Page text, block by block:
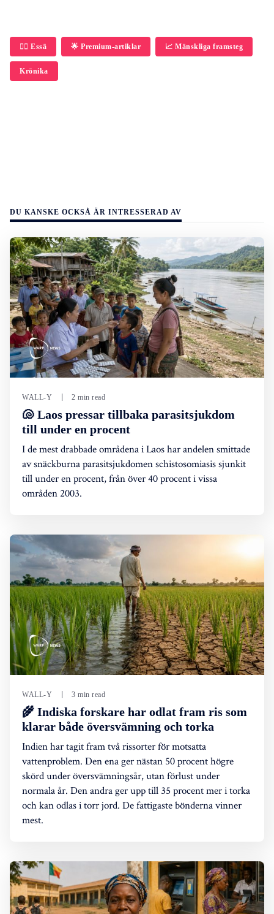
✍🏼 Essä 🌟 Premium-artiklar 📈 Mänskliga framsteg
Krönika
DU KANSKE OCKSÅ ÄR INTRESSERAD AV
WALL-Y 2 min read
🐚 Laos pressar tillbaka parasitsjukdom
till under en procent
I de mest drabbade områdena i Laos har andelen smittade
av snäckburna parasitsjukdomen schistosomiasis sjunkit
till under en procent, från över 40 procent i vissa
områden 2003.
WALL-Y 3 min read
🌾 Indiska forskare har odlat fram ris som
klarar både översvämning och torka
Indien har tagit fram två rissorter för motsatta
vattenproblem. Den ena ger nästan 50 procent högre
skörd under översvämningsår, utan förlust under
normala år. Den andra ger upp till 35 procent mer i torka
och kan odlas i torr jord. De fattigaste bönderna vinner
mest.